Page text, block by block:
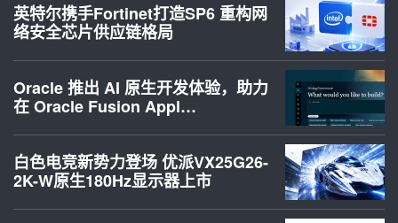
英特尔携手Fortinet打造SP6 重构网
络安全芯片供应链格局
Oracle 推出 AI 原生开发体验，助力
在 Oracle Fusion Appl…
白色电竞新势力登场 优派VX25G26-
2K-W原生180Hz显示器上市